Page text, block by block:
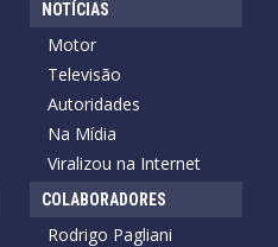
NOTÍCIAS
Motor
Televisão
Autoridades
Na Mídia
Viralizou na Internet
COLABORADORES
Rodrigo Pagliani